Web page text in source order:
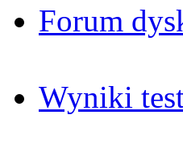
Forum
Wyniki